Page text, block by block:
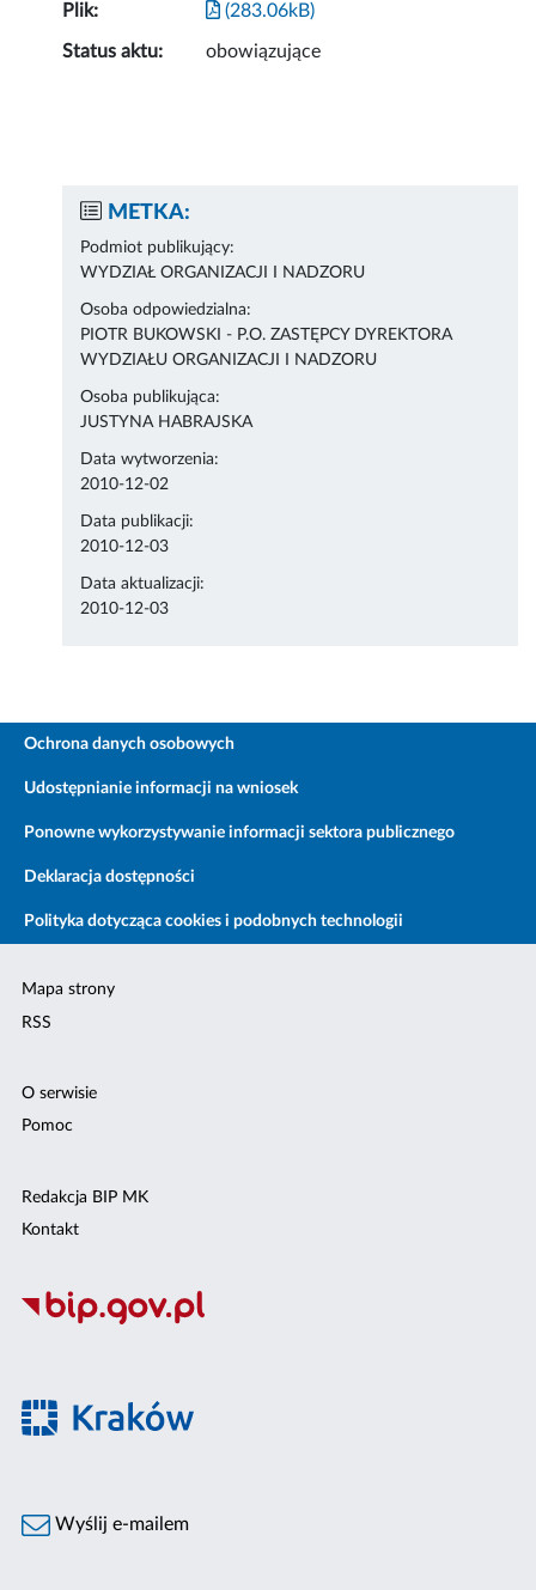
Plik: (283.06kB)
Status aktu: obowiązujące
METKA:
Podmiot publikujący:
WYDZIAŁ ORGANIZACJI I NADZORU
Osoba odpowiedzialna:
PIOTR BUKOWSKI - P.O. ZASTĘPCY DYREKTORA
WYDZIAŁU ORGANIZACJI I NADZORU
Osoba publikująca:
JUSTYNA HABRAJSKA
Data wytworzenia:
2010-12-02
Data publikacji:
2010-12-03
Data aktualizacji:
2010-12-03
Ochrona danych osobowych
Udostępnianie informacji na wniosek
Ponowne wykorzystywanie informacji sektora publicznego
Deklaracja dostępności
Polityka dotycząca cookies i podobnych technologii
Mapa strony
RSS
O serwisie
Pomoc
Redakcja BIP MK
Kontakt
Wyślij e-mailem